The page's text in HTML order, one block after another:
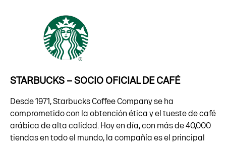
STARBUCKS – SOCIO OFICIAL DE CAFÉ
Desde 1971, Starbucks Coffee Company se ha
comprometido con la obtención ética y el tueste de café
arábica de alta calidad. Hoy en día, con más de 40,000
tiendas en todo el mundo, la compañía es el principal